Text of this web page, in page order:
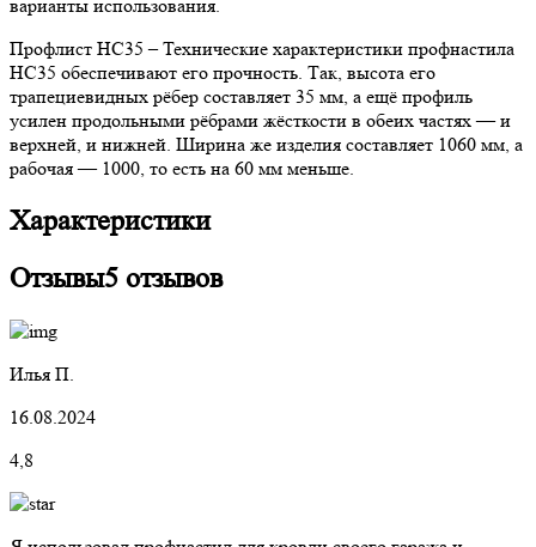
варианты использования.
Профлист НС35 – Технические характеристики профнастила
НС35 обеспечивают его прочность. Так, высота его
трапециевидных рёбер составляет 35 мм, а ещё профиль
усилен продольными рёбрами жёсткости в обеих частях — и
верхней, и нижней. Ширина же изделия составляет 1060 мм, а
рабочая — 1000, то есть на 60 мм меньше.
Характеристики
Отзывы5 отзывов
Илья П.
16.08.2024
4,8